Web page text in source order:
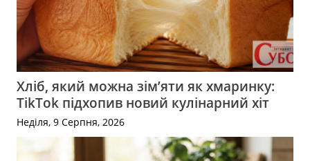
Хліб, який можна зім’яти як хмаринку:
TikTok підхопив новий кулінарний хіт
Неділя, 9 Серпня, 2026